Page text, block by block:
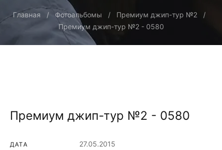
Главная Фотоальбомы
Премиум джип-тур №2
Премиум джип-тур №2 - 0580
Премиум джип-тур №2 - 0580
ДАТА 27.05.2015